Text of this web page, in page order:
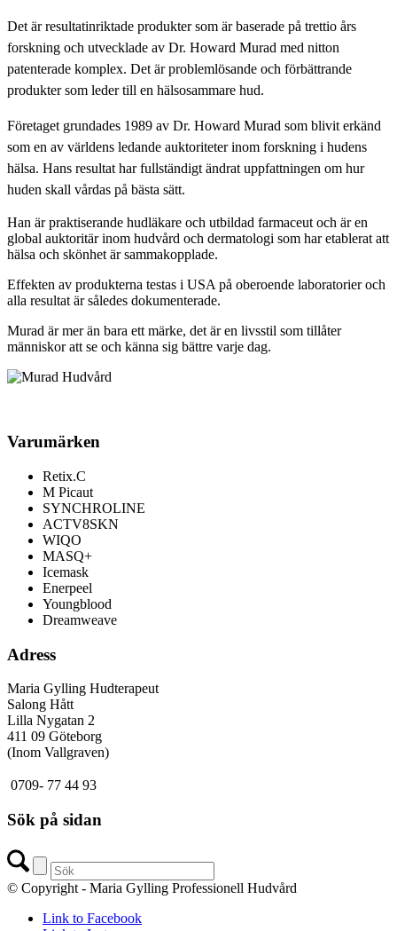
Det är resultatinriktade produkter som är baserade på trettio års
forskning och utvecklade av Dr. Howard Murad med nitton
patenterade komplex. Det är problemlösande och förbättrande
produkter som leder till en hälsosammare hud.
Företaget grundades 1989 av Dr. Howard Murad som blivit erkänd
som en av världens ledande auktoriteter inom forskning i hudens
hälsa. Hans resultat har fullständigt ändrat uppfattningen om hur
huden skall vårdas på bästa sätt.
Han är praktiserande hudläkare och utbildad farmaceut och är en
global auktoritär inom hudvård och dermatologi som har etablerat att
hälsa och skönhet är sammakopplade.
Effekten av produkterna testas i USA på oberoende laboratorier och
alla resultat är således dokumenterade.
Murad är mer än bara ett märke, det är en livsstil som tillåter
människor att se och känna sig bättre varje dag.
Varumärken
Retix.C
M Picaut
SYNCHROLINE
ACTV8SKN
WIQO
MASQ+
Icemask
Enerpeel
Youngblood
Dreamweave
Adress
Maria Gylling Hudterapeut
Salong Hått
Lilla Nygatan 2
411 09 Göteborg
(Inom Vallgraven)
0709- 77 44 93
Sök på sidan
© Copyright - Maria Gylling Professionell Hudvård
Link to Facebook